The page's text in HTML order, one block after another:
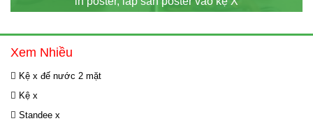
Xem Nhiều
Kệ x đế nước 2 mặt
Kệ x
Standee x